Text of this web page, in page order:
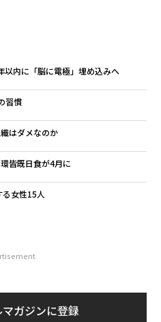
内に「脳に電極」埋め込みへ
習慣
はダメなのか
皆既日食が4月に
女性15人
ガジンに登録